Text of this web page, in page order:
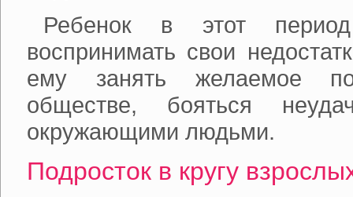
Ребенок в этот
воспринимать свои
ему занять желаемое
обществе, бояться
окружающими людьми.
Подросток в кругу